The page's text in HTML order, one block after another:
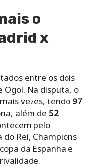
o
x
entre os dois
Ogol. Na disputa, o
vezes, tendo 97
além de 52
pelo
do Rei, Champions
da Espanha e